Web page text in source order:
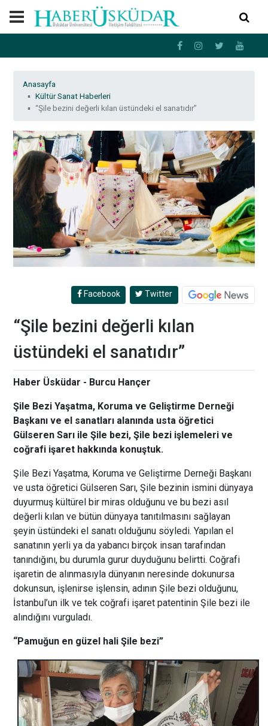
Anasayfa
Kültür Sanat Haberleri
“Şile bezini değerli kılan üstündeki el sanatıdır”
Facebook Twitter
“Şile bezini değerli kılan
üstündeki el sanatıdır”
Haber Üsküdar - Burcu Hançer
Şile Bezi Yaşatma, Koruma ve Geliştirme Derneği
Başkanı ve el sanatları alanında usta öğretici
Gülseren Sarı ile Şile bezi, Şile bezi işlemeleri ve
coğrafi işaret hakkında konuştuk.
Şile Bezi Yaşatma, Koruma ve Geliştirme Derneği Başkanı
ve usta öğretici Gülseren Sarı, Şile bezinin ismini dünyaya
duyurmuş kültürel bir miras olduğunu ve bu bezi asıl
değerli kılan ve bütün dünyaya tanıtılmasını sağlayan
şeyin üstündeki el sanatı olduğunu söyledi. Yapılan el
sanatının yerli ya da yabancı birçok insan tarafından
tanındığını, bu durumla gurur duyduğunu belirtti. Coğrafi
işaretin de alınmasıyla dünyanın neresinde dokunursa
dokunsun, işlenirse işlensin, adının Şile bezi olduğunu,
İstanbul’un ilk ve tek coğrafi işaret patentinin Şile bezi ile
alındığını vurguladı.
“Pamuğun en güzel hali Şile bezi”